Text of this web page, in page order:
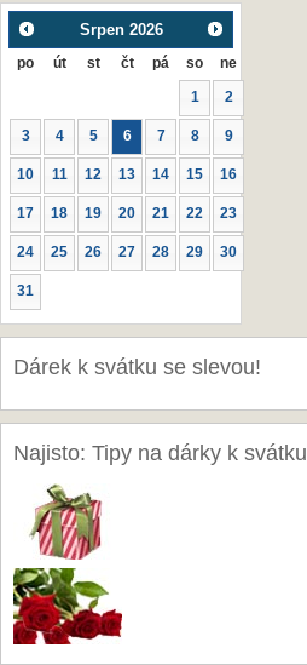
Srpen 2026
po út st čt pá so ne
1 2
3 4 5 6 7 8 9
10 11 12 13 14 15 16
17 18 19 20 21 22 23
24 25 26 27 28 29 30
31
Dárek k svátku se slevou!
Najisto: Tipy na dárky k svátku